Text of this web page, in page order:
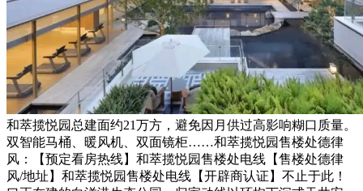
和萃揽悦园总建面约21万方，避免因月供过高影响糊口质量。
双智能马桶、暖风机、双面镜柜……和萃揽悦园售楼处德律
风：【预定看房热线】和萃揽悦园售楼处电线【售楼处德律
风/地址】和萃揽悦园售楼处电线【开辟商认证】不止于此！